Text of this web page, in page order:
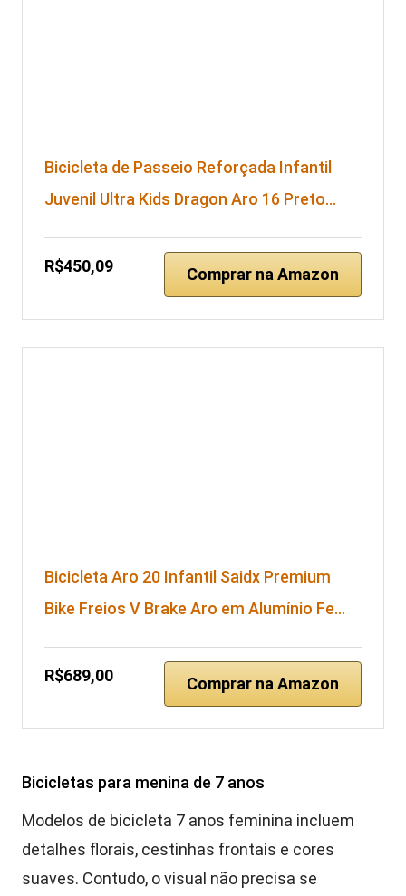
Bicicleta de Passeio Reforçada Infantil
Juvenil Ultra Kids Dragon Aro 16 Preto…
R$450,09 Comprar na Amazon
Bicicleta Aro 20 Infantil Saidx Premium
Bike Freios V Brake Aro em Alumínio Fe…
R$689,00 Comprar na Amazon
Bicicletas para menina de 7 anos
Modelos de bicicleta 7 anos feminina incluem
detalhes florais, cestinhas frontais e cores
suaves. Contudo, o visual não precisa se